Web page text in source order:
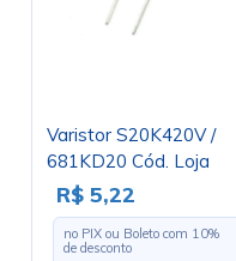
Varistor S20K420V /
681KD20 Cód. Loja
4317
R$ 5,22
no PIX ou Boleto com 10%
de desconto